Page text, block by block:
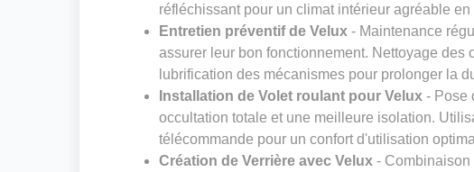
réfléchissant pour un climat intérieur agréable en
Entretien préventif de Velux - Maintenance
assurer leur bon fonctionnement. Nettoyage des
lubrification des mécanismes pour prolonger la
Installation de Volet roulant pour Velux - Pose
occultation totale et une meilleure isolation.
télécommande pour un confort d'utilisation
Création de Verrière avec Velux - Combinaison